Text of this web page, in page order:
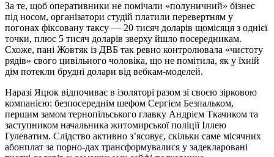
За те, щоб оперативники не помічали «полуничний» бізнес
під носом, організатори студій платили перевертням у
погонах фіксовану таксу — 20 тисяч доларів щомісяця з однієї
точки, плюс 5 тисяч доларів зверху йшло посередникам.
Схоже, пані Жовтяк із ДВБ так ревно контролювала «чистоту
рядів» свого цивільного чоловіка, що не помітила, як у їхній
дім потекли брудні долари від вебкам-моделей.
Наразі Яцюк відпочиває в ізоляторі разом зі своєю зірковою
компанією: безпосереднім шефом Сергієм Безпальком,
першим замом тернопільського главку Андрієм Ткачиком та
заступником начальника житомирської поліції Іллею
Гулеватим. Слідство активно з’ясовує, скільки саме місячних
абонплат за порно-дах трансформувалися у задекларовані